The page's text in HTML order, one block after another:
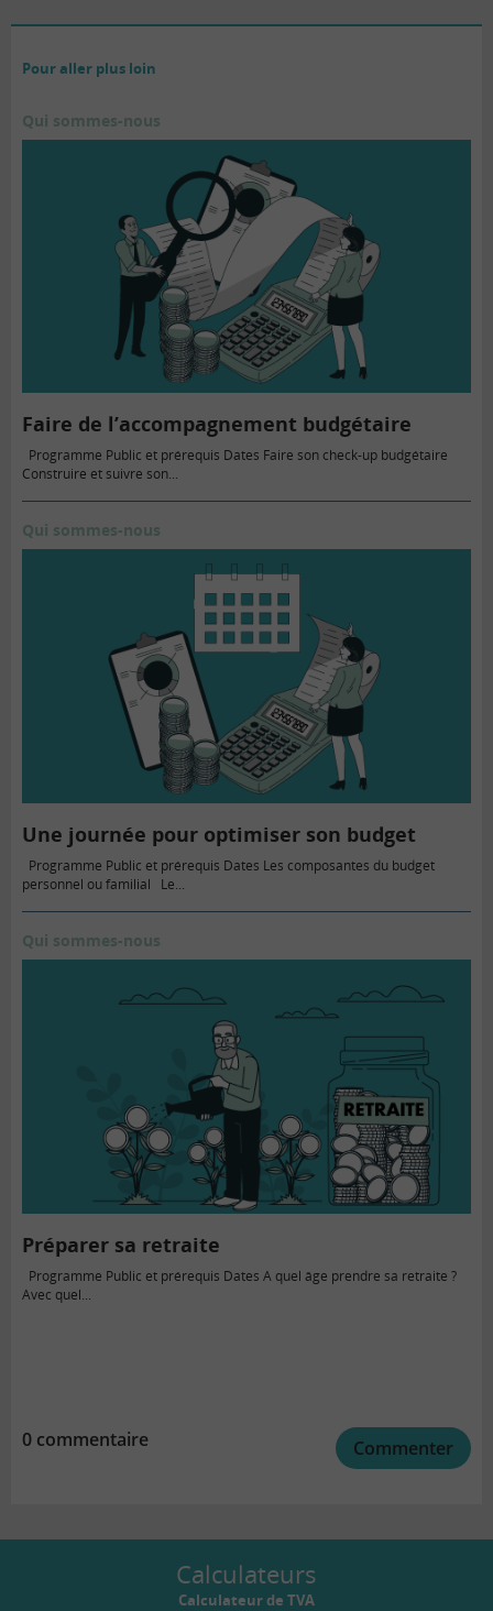
Pour aller plus loin
Qui sommes-nous
Faire de l’accompagnement budgétaire
Programme Public et prérequis Dates Faire son check-up budgétaire
Construire et suivre son...
Qui sommes-nous
Une journée pour optimiser son budget
Programme Public et prérequis Dates Les composantes du budget
personnel ou familial Le...
Qui sommes-nous
Préparer sa retraite
Programme Public et prérequis Dates A quel âge prendre sa retraite ?
Avec quel...
0 commentaire Commenter
Calculateurs
Calculateur de TVA